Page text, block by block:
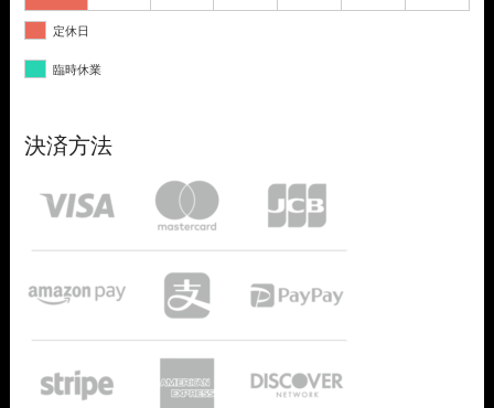
定休日
臨時休業
決済方法